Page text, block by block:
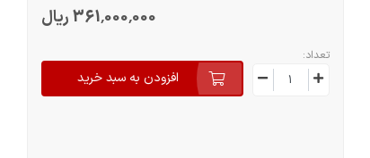
361٬000٬000 ریال
تعداد:
افزودن به سبد خرید